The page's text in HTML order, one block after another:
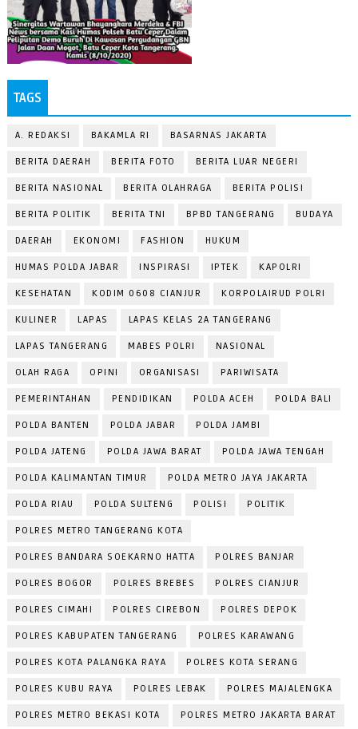
TAGS
A. REDAKSI BAKAMLA RI BASARNAS JAKARTA
BERITA DAERAH BERITA FOTO BERITA LUAR NEGERI
BERITA NASIONAL BERITA OLAHRAGA BERITA POLISI
BERITA POLITIK BERITA TNI BPBD TANGERANG BUDAYA
DAERAH EKONOMI FASHION HUKUM
HUMAS POLDA JABAR INSPIRASI IPTEK KAPOLRI
KESEHATAN KODIM 0608 CIANJUR KORPOLAIRUD POLRI
KULINER LAPAS LAPAS KELAS 2A TANGERANG
LAPAS TANGERANG MABES POLRI NASIONAL
OLAH RAGA OPINI ORGANISASI PARIWISATA
PEMERINTAHAN PENDIDIKAN POLDA ACEH POLDA BALI
POLDA BANTEN POLDA JABAR POLDA JAMBI
POLDA JATENG POLDA JAWA BARAT POLDA JAWA TENGAH
POLDA KALIMANTAN TIMUR POLDA METRO JAYA JAKARTA
POLDA RIAU POLDA SULTENG POLISI POLITIK
POLRES METRO TANGERANG KOTA
POLRES BANDARA SOEKARNO HATTA POLRES BANJAR
POLRES BOGOR POLRES BREBES POLRES CIANJUR
POLRES CIMAHI POLRES CIREBON POLRES DEPOK
POLRES KABUPATEN TANGERANG POLRES KARAWANG
POLRES KOTA PALANGKA RAYA POLRES KOTA SERANG
POLRES KUBU RAYA POLRES LEBAK POLRES MAJALENGKA
POLRES METRO BEKASI KOTA POLRES METRO JAKARTA BARAT